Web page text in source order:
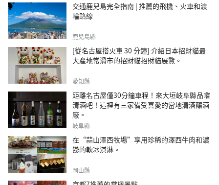
交通鹿兒島完全指南 | 推薦的飛機、火車和渡
輪路線
鹿兒島縣
[從名古屋搭火車 30 分鐘] 介紹日本招財貓最
大產地常滑市的招財貓招財貓展覽。
愛知縣
距離名古屋僅30分鐘車程！來大垣岐阜縣品嚐
清酒吧！這裡有三家備受喜愛的當地清酒釀酒
廠。
岐阜縣
在“蒜山澤西牧場”享用珍稀的澤西牛肉和濃
鬱的軟冰淇淋。
岡山縣